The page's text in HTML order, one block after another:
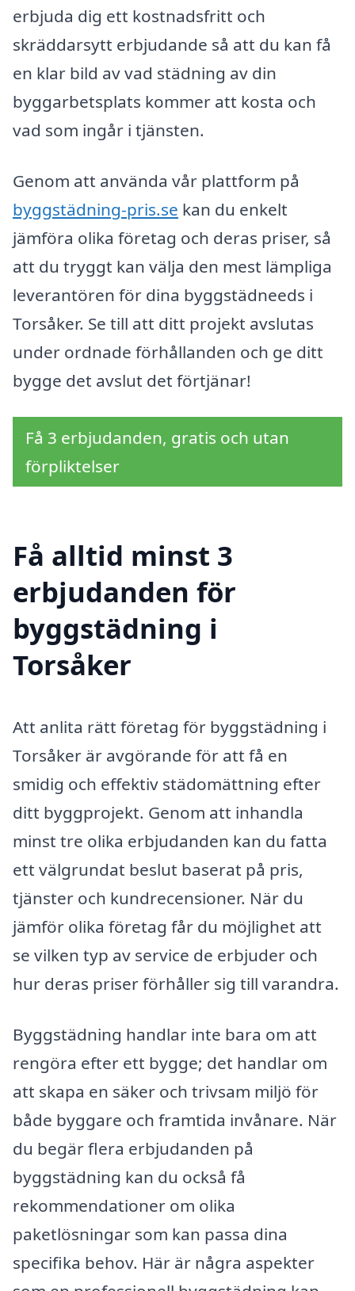
erbjuda dig ett kostnadsfritt och
skräddarsytt erbjudande så att du kan få
en klar bild av vad städning av din
byggarbetsplats kommer att kosta och
vad som ingår i tjänsten.
Genom att använda vår plattform på
byggstädning-pris.se kan du enkelt
jämföra olika företag och deras priser, så
att du tryggt kan välja den mest lämpliga
leverantören för dina byggstädneeds i
Torsåker. Se till att ditt projekt avslutas
under ordnade förhållanden och ge ditt
bygge det avslut det förtjänar!
Få 3 erbjudanden, gratis och utan
förpliktelser
Få alltid minst 3
erbjudanden för
byggstädning i
Torsåker
Att anlita rätt företag för byggstädning i
Torsåker är avgörande för att få en
smidig och effektiv städomättning efter
ditt byggprojekt. Genom att inhandla
minst tre olika erbjudanden kan du fatta
ett välgrundat beslut baserat på pris,
tjänster och kundrecensioner. När du
jämför olika företag får du möjlighet att
se vilken typ av service de erbjuder och
hur deras priser förhåller sig till varandra.
Byggstädning handlar inte bara om att
rengöra efter ett bygge; det handlar om
att skapa en säker och trivsam miljö för
både byggare och framtida invånare. När
du begär flera erbjudanden på
byggstädning kan du också få
rekommendationer om olika
paketlösningar som kan passa dina
specifika behov. Här är några aspekter